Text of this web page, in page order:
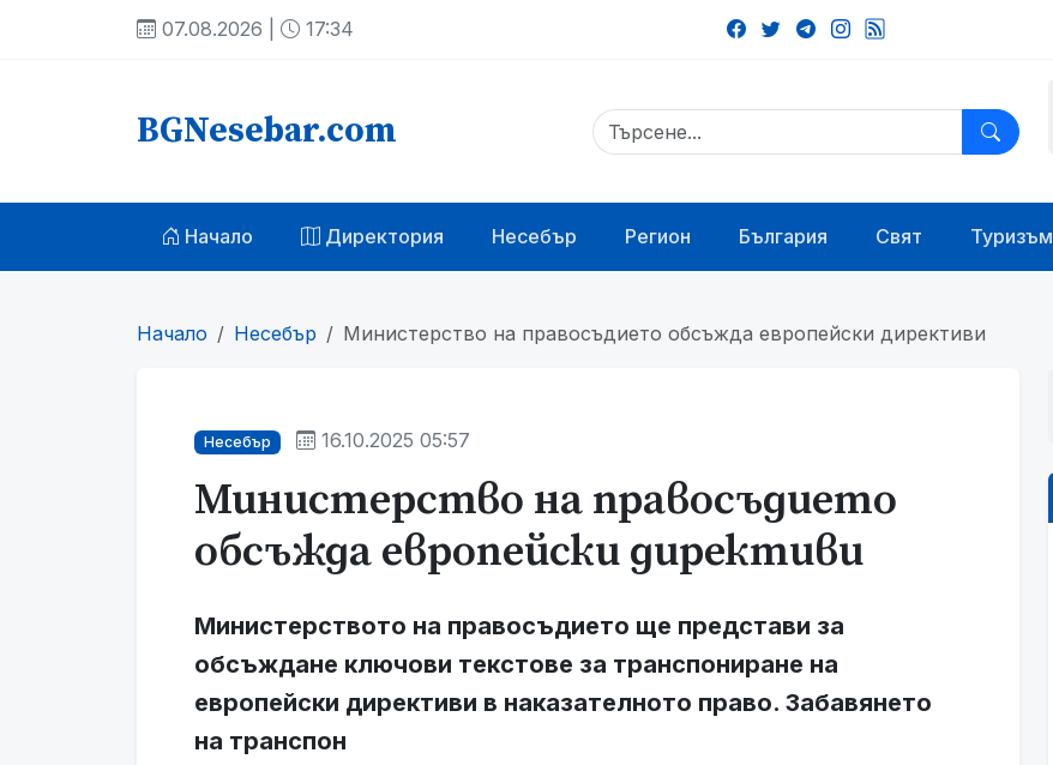
07.08.2026 | 17:34
BGNesebar.com
Начало Директория Несебър Регион България Свят Туризъм
Начало Несебър Министерство на правосъдието обсъжда европейски директиви
Несебър 16.10.2025 05:57
Министерство на правосъдието
обсъжда европейски директиви
Министерството на правосъдието ще представи за
обсъждане ключови текстове за транспониране на
европейски директиви в наказателното право. Забавянето
на транспон